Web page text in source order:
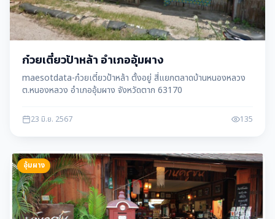
ก๋วยเตี๋ยวป้าหล้า อำเภออุ้มผาง
maesotdata-ก๋วยเตี๋ยวป้าหล้า ตั้งอยู่ สี่แยกตลาดบ้านหนองหลวง
ต.หนองหลวง อำเภออุ้มผาง จังหวัดตาก 63170
23 มิ.ย. 2567 135
อุ้มผาง